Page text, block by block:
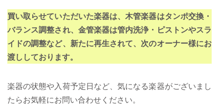
買い取らせていただいた楽器は、木管楽器はタンポ交換・
バランス調整され、金管楽器は管内洗浄・ピストンやスラ
イドの調整など、新たに再生されて、次のオーナー様にお
渡ししております。
楽器の状態や入荷予定日など、気になる楽器がございまし
たらお気軽にお問い合わせください。